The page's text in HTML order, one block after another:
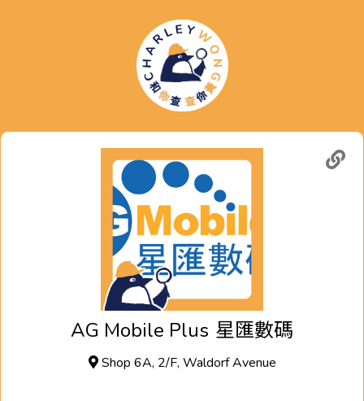
AG Mobile Plus 星匯數碼
Shop 6A, 2/F, Waldorf Avenue